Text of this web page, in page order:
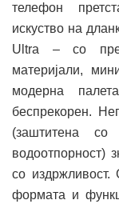
телефон
искуство на
Ultra – со
материјали,
модерна
беспрекорен.
(заштитена
водоотпорност)
со издржливост.
формата и